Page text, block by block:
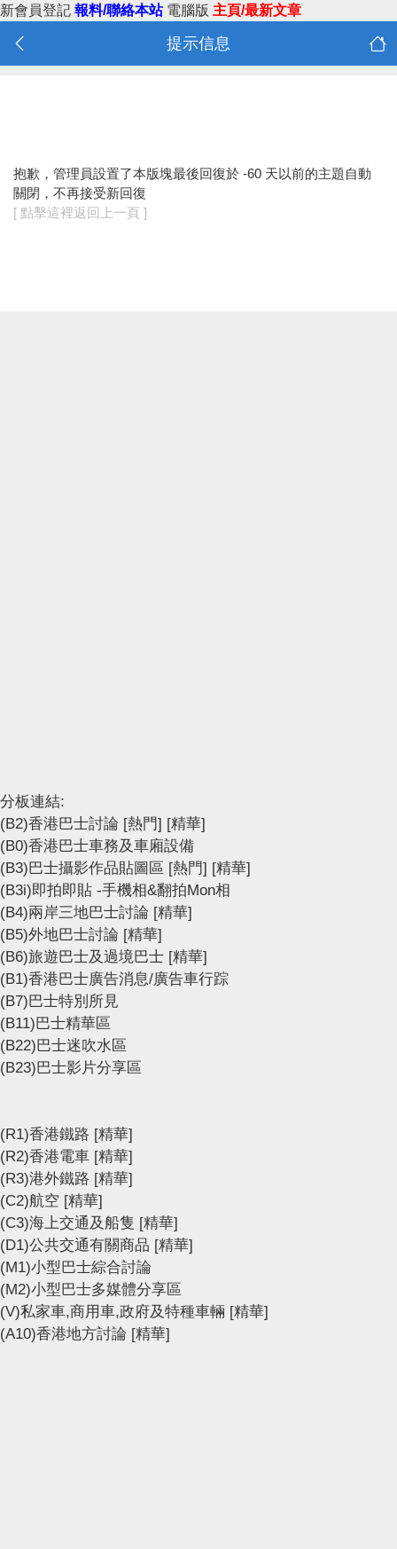
新會員登記 報料/聯絡本站 電腦版 主頁/最新文章
提示信息
抱歉，管理員設置了本版塊最後回復於 -60 天以前的主題自動
關閉，不再接受新回復
[ 點擊這裡返回上一頁 ]
分板連結:
(B2)香港巴士討論 [熱門] [精華]
(B0)香港巴士車務及車廂設備
(B3)巴士攝影作品貼圖區 [熱門] [精華]
(B3i)即拍即貼 -手機相&翻拍Mon相
(B4)兩岸三地巴士討論 [精華]
(B5)外地巴士討論 [精華]
(B6)旅遊巴士及過境巴士 [精華]
(B1)香港巴士廣告消息/廣告車行踪
(B7)巴士特別所見
(B11)巴士精華區
(B22)巴士迷吹水區
(B23)巴士影片分享區
(R1)香港鐵路 [精華]
(R2)香港電車 [精華]
(R3)港外鐵路 [精華]
(C2)航空 [精華]
(C3)海上交通及船隻 [精華]
(D1)公共交通有關商品 [精華]
(M1)小型巴士綜合討論
(M2)小型巴士多媒體分享區
(V)私家車,商用車,政府及特種車輛 [精華]
(A10)香港地方討論 [精華]